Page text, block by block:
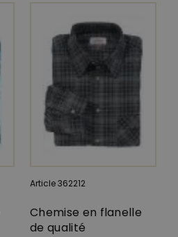
Article 362212
Chemise en flanelle
de qualité